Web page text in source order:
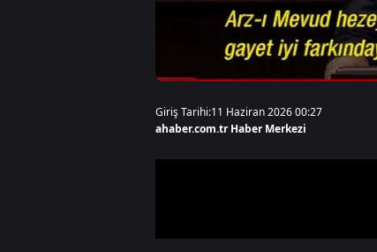
Giriş Tarihi:11 Haziran 2026 00:27
ahaber.com.tr Haber Merkezi